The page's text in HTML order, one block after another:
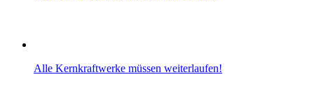
Alle Kernkraftwerke müssen weiterlaufen!